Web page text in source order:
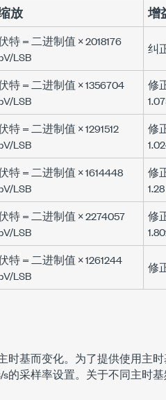
放 增
特= 二进制值 × 2018176
LSB
纠
特= 二进制值 × 1356704
LSB
修
特= 二进制值 × 1291512
LSB
修
特= 二进制值 × 1614448
LSB
修
1.28
特= 二进制值 × 2274057
LSB
修
特= 二进制值 × 1261244
LSB
修
基而变化。为了提供使用主时
s的采样率设置。关于不同主时